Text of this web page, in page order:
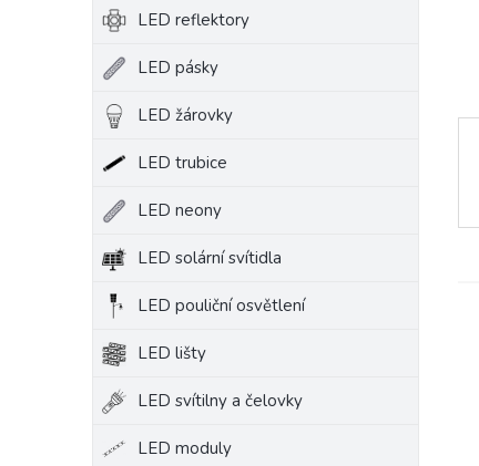
LED reflektory
LED pásky
LED žárovky
LED trubice
LED neony
LED solární svítidla
LED pouliční osvětlení
LED lišty
LED svítilny a čelovky
LED moduly